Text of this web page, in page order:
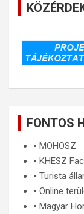
FONTOS
🞄 MOHOSZ
🞄 KHESZ
🞄 Turista
🞄 Online
🞄 Magyar